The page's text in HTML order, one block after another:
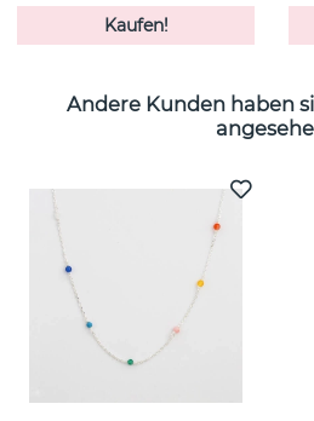
Kaufen!
Andere Kunden haben